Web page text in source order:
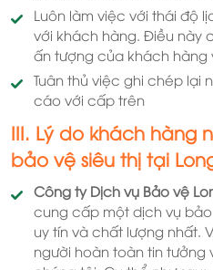
Luôn làm việc với thái độ
với khách hàng. Điều này
ấn tượng của khách hàng
Tuân thủ việc ghi chép lại
cáo với cấp trên
III. Lý do khách hàng
bảo vệ siêu thị tại
Công ty Dịch vụ Bảo vệ
cung cấp một dịch vụ
uy tín và chất lượng nhất.
người hoàn toàn tin